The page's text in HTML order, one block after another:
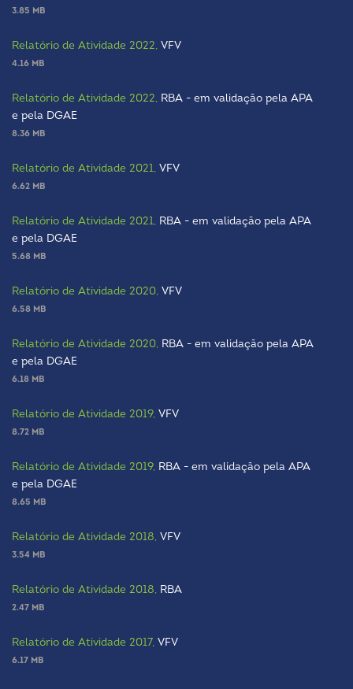
3.85 MB
Relatório de Atividade 2022, VFV
4.16 MB
Relatório de Atividade 2022, RBA - em validação pela APA
e pela DGAE
8.36 MB
Relatório de Atividade 2021, VFV
6.62 MB
Relatório de Atividade 2021, RBA - em validação pela APA
e pela DGAE
5.68 MB
Relatório de Atividade 2020, VFV
6.58 MB
Relatório de Atividade 2020, RBA - em validação pela APA
e pela DGAE
6.18 MB
Relatório de Atividade 2019, VFV
8.72 MB
Relatório de Atividade 2019, RBA - em validação pela APA
e pela DGAE
8.65 MB
Relatório de Atividade 2018, VFV
3.54 MB
Relatório de Atividade 2018, RBA
2.47 MB
Relatório de Atividade 2017, VFV
6.17 MB